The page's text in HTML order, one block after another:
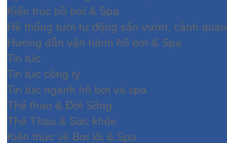
Kiến trúc hồ bơi & Spa
Hệ thống tưới tự động sân vườn, cảnh quan
Hướng dẫn vận hành hồ bơi & Spa
Tin tức
Tin tức công ty
Tin tức ngành hồ bơi và spa
Thể thao & Đời Sống
Thể Thao & Sức khỏe
Kiến thức về Bơi lội & Spa